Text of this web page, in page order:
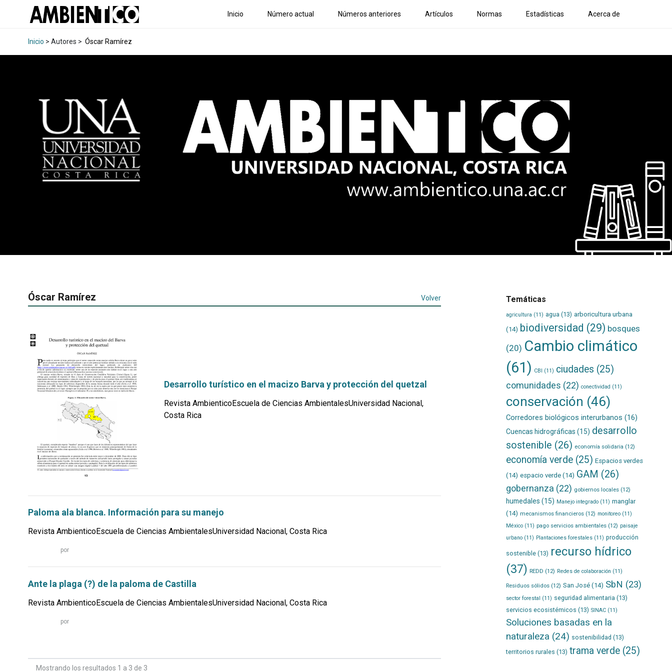
Inicio Número actual Números anteriores Artículos Normas Estadísticas Acerca de
Inicio > Autores > Óscar Ramírez
Óscar Ramírez Volver
Desarrollo turístico en el macizo Barva y protección del quetzal
Revista AmbienticoEscuela de Ciencias AmbientalesUniversidad Nacional,
Costa Rica
Paloma ala blanca. Información para su manejo
Revista AmbienticoEscuela de Ciencias AmbientalesUniversidad Nacional, Costa Rica
por
Ante la plaga (?) de la paloma de Castilla
Revista AmbienticoEscuela de Ciencias AmbientalesUniversidad Nacional, Costa Rica
por
Mostrando los resultados 1 a 3 de 3
Temáticas
agricultura (11) agua (13) arboricultura urbana
(14) biodiversidad (29) bosques
(20) Cambio climático
(61) CBI (11) ciudades (25)
comunidades (22) conectividad (11)
conservación (46)
Corredores biológicos interurbanos (16)
Cuencas hidrográficas (15) desarrollo
sostenible (26) economía solidaria (12)
economía verde(25) Espacios verdes
(14) espacio verde(14) GAM (26)
gobernanza (22) gobiernos locales(12)
humedales (15) Manejo integrado(11) manglar
(14) mecanismos financieros(12) monitoreo(11)
México(11) pago servicios ambientales(12) paisaje
urbano(11) Plantaciones forestales(11) producción
sostenible(13) recurso hídrico
(37) REDD (12) Redes de colaboración (11)
Residuos sólidos(12) San José(14) SbN (23)
sector forestal (11) seguridad alimentaria (13)
servicios ecosistémicos (13) SINAC(11)
Soluciones basadas en la
naturaleza (24) sostenibilidad (13)
territorios rurales (13) trama verde(25)